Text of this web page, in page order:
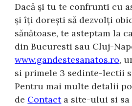
Dacă și tu te confrunti cu
și îți dorești să dezvolți
sănătoase, te asteptam la
din Bucuresti sau Cluj-
www.gandestesanatos.ro,
si primele 3 sedinte-lectii
Pentru mai multe detalii
de Contacta site-ului si sa